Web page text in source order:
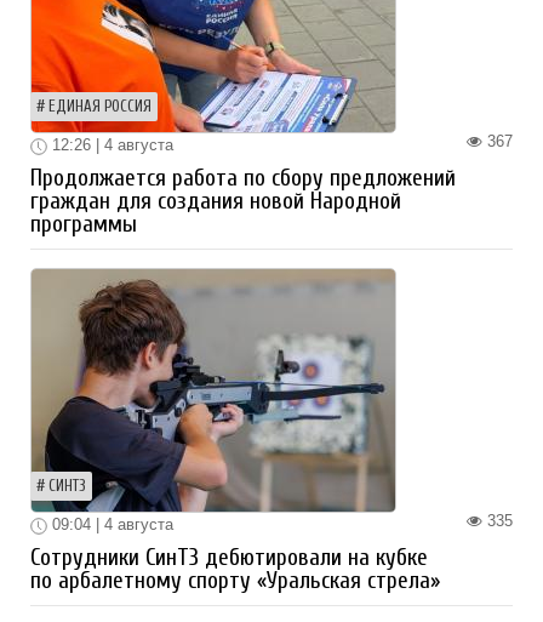
ЕДИНАЯ РОССИЯ
367
12:26 | 4 августа
Продолжается работа по сбору предложений
граждан для создания новой Народной
программы
СИНТЗ
335
09:04 | 4 августа
Сотрудники СинТЗ дебютировали на кубке
по арбалетному спорту «Уральская стрела»